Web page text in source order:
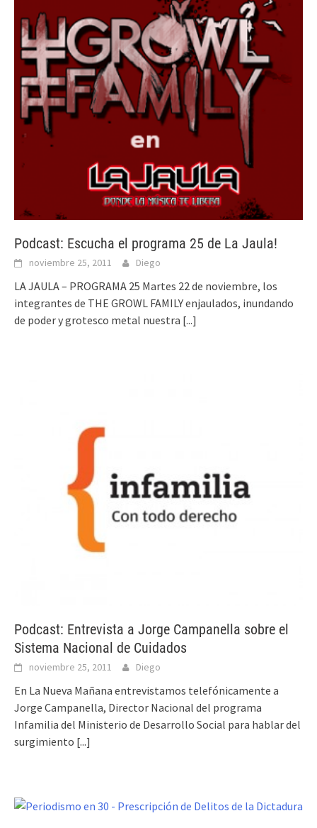
Podcast: Escucha el programa 25 de La Jaula!
noviembre 25, 2011 Diego
LA JAULA – PROGRAMA 25 Martes 22 de noviembre, los
integrantes de THE GROWL FAMILY enjaulados, inundando
de poder y grotesco metal nuestra [...]
Podcast: Entrevista a Jorge Campanella sobre el
Sistema Nacional de Cuidados
noviembre 25, 2011 Diego
En La Nueva Mañana entrevistamos telefónicamente a
Jorge Campanella, Director Nacional del programa
Infamilia del Ministerio de Desarrollo Social para hablar del
surgimiento [...]